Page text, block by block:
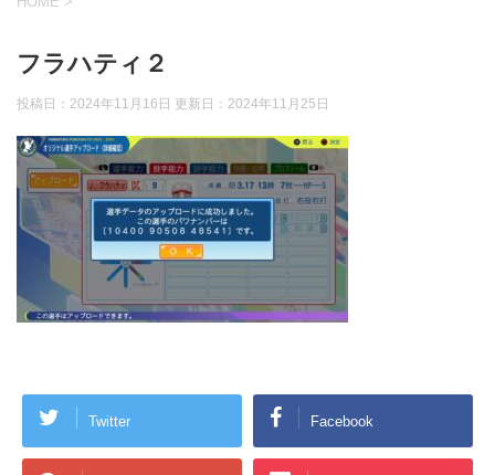
フラハティ２
投稿日：2024年11月16日 更新日： 2024年11月25日
Twitter Facebook